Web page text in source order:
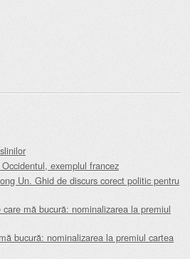
exemplul francez
Un. Ghid de discurs corect politic pentru
care mă bucură: nominalizarea la premiul
bucură: nominalizarea la premiul cartea